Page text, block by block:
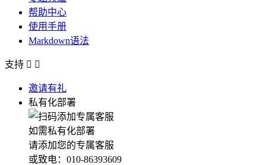
帮助中心
使用手册
Markdown语法
支持  
邀请有礼
私有化部署
如需私有化部署
请添加您的专属客服
或致电：010-86393609